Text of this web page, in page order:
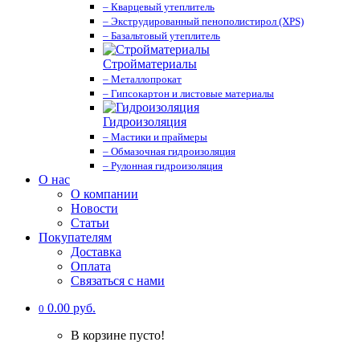
– Кварцевый утеплитель
– Экструдированный пенополистирол (XPS)
– Базальтовый утеплитель
Стройматериалы
– Металлопрокат
– Гипсокартон и листовые материалы
Гидроизоляция
– Мастики и праймеры
– Обмазочная гидроизоляция
– Рулонная гидроизоляция
О нас
О компании
Новости
Статьи
Покупателям
Доставка
Оплата
Связаться с нами
0 0.00 руб.
В корзине пусто!